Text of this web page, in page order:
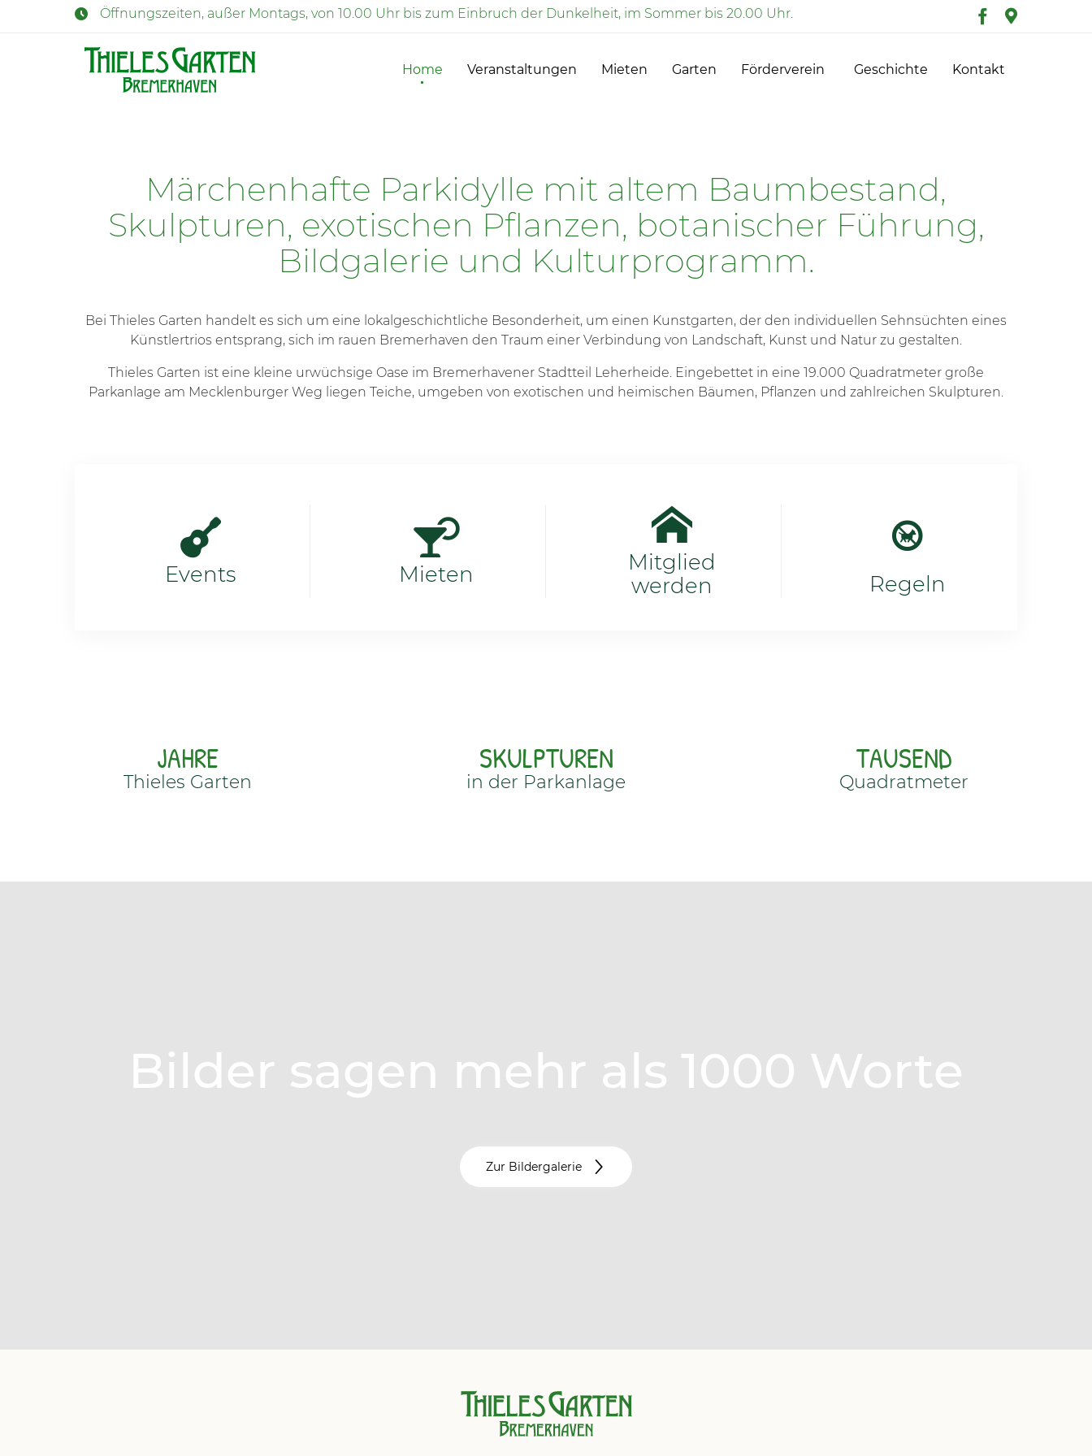
Öffnungszeiten, außer Montags, von 10.00 Uhr bis zum Einbruch der Dunkelheit, im Sommer bis 20.00 Uhr.
Home Veranstaltungen Mieten Garten Förderverein Geschichte Kontakt
Märchenhafte Parkidylle mit altem Baumbestand,
Skulpturen, exotischen Pflanzen, botanischer Führung,
Bildgalerie und Kulturprogramm.
Bei Thieles Garten handelt es sich um eine lokalgeschichtliche Besonderheit, um einen Kunstgarten, der den individuellen Sehnsüchten eines
Künstlertrios entsprang, sich im rauen Bremerhaven den Traum einer Verbindung von Landschaft, Kunst und Natur zu gestalten.
Thieles Garten ist eine kleine urwüchsige Oase im Bremerhavener Stadtteil Leherheide. Eingebettet in eine 19.000 Quadratmeter große
Parkanlage am Mecklenburger Weg liegen Teiche, umgeben von exotischen und heimischen Bäumen, Pflanzen und zahlreichen Skulpturen.
Events Mieten
Mitglied
werden
Regeln
JAHRE
Thieles Garten
SKULPTUREN
in der Parkanlage
TAUSEND
Quadratmeter
Bilder sagen mehr als 1000 Worte
Zur Bildergalerie